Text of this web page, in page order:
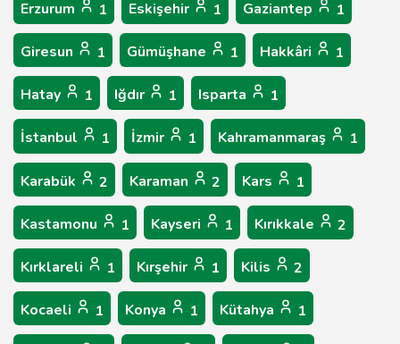
Erzurum 1 Eskişehir 1 Gaziantep 1
Giresun 1 Gümüşhane 1 Hakkâri 1
Hatay 1 Iğdır 1 Isparta 1
İstanbul 1 İzmir 1 Kahramanmaraş 1
Karabük 2 Karaman 2 Kars 1
Kastamonu 1 Kayseri 1 Kırıkkale 2
Kırklareli 1 Kırşehir 1 Kilis 2
Kocaeli 1 Konya 1 Kütahya 1